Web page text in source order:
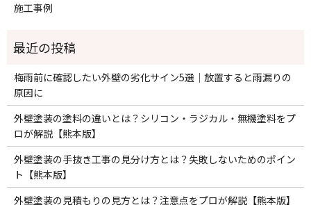
施工事例
梅雨前に確認したい外壁の劣化サイン5選｜放置すると雨漏りの
原因に
外壁塗装の塗料の違いとは？シリコン・ラジカル・無機塗料をプ
ロが解説【熊本版】
外壁塗装の手抜き工事の見分け方とは？失敗しないためのポイン
ト【熊本版】
外壁塗装の見積もりの見方とは？注意点をプロが解説【熊本版】